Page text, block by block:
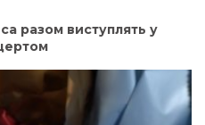
разом виступлять у